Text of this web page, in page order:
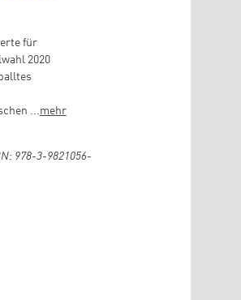
für
2020
...mehr
978-3-9821056-